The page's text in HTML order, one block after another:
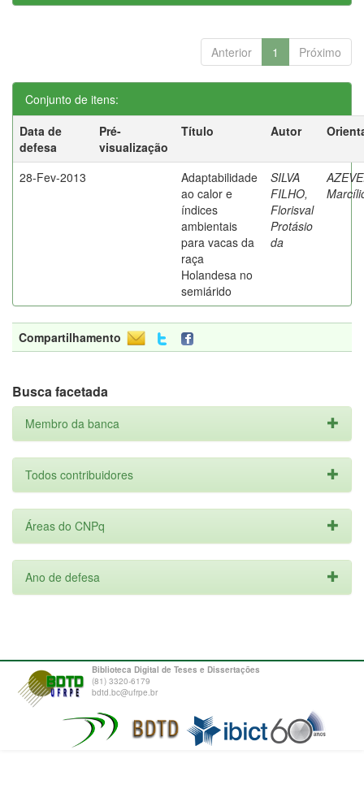
Anterior 1 Próximo
Conjunto de itens:
Data de
defesa
Pré-
visualização
Título Autor
28-Fev-2013
Adaptabilidade
ao calor e
índices
ambientais
para vacas da
raça
Holandesa no
semiárido
SILVA
FILHO,
Florisval
Protásio
da
Compartilhamento
Busca facetada
Membro da banca
Todos contribuidores
Áreas do CNPq
Ano de defesa
Biblioteca Digital de Teses e Dissertações
(81) 3320-6179
bdtd.bc@ufrpe.br